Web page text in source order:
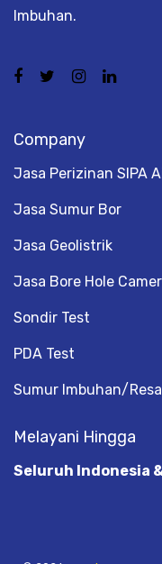
Imbuhan.
Company
Jasa Perizinan SIPA
Jasa Sumur Bor
Jasa Geolistrik
Jasa Bore Hole
Sondir Test
PDA Test
Sumur Imbuhan/
Melayani Hingga
Seluruh Indonesia